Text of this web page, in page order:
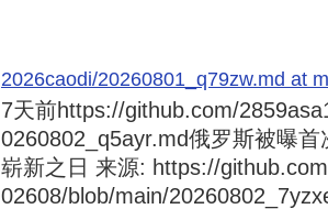
2026caodi/20260801_q79zw.md at
7天前https://github.com/
0260802_q5ayr.md俄罗斯被曝
崭新之日 来源: https://
02608/blob/main/